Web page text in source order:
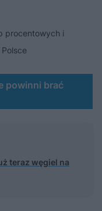
procentowych i
powinni brać
teraz węgiel na